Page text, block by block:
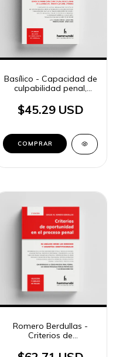
Basílico - Capacidad de
culpabilidad penal,
$45.29 USD
COMPRAR
Romero Berdullas -
Criterios de
proceso penal. 2a ed.